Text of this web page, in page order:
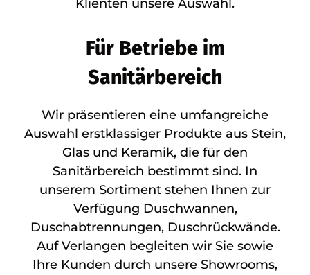
Klienten unsere Auswahl.
Für Betriebe im
Sanitärbereich
Wir präsentieren eine umfangreiche
Auswahl erstklassiger Produkte aus Stein,
Glas und Keramik, die für den
Sanitärbereich bestimmt sind. In
unserem Sortiment stehen Ihnen zur
Verfügung Duschwannen,
Duschabtrennungen, Duschrückwände.
Auf Verlangen begleiten wir Sie sowie
Ihre Kunden durch unsere Showrooms,